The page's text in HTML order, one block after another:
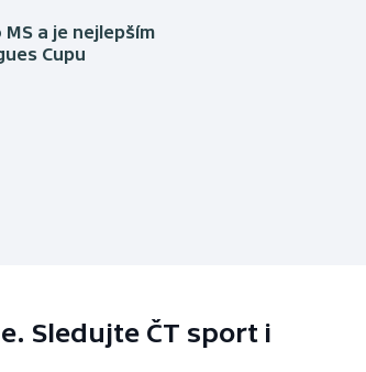
a je nejlepším
Cupu
Sledujte ČT sport i